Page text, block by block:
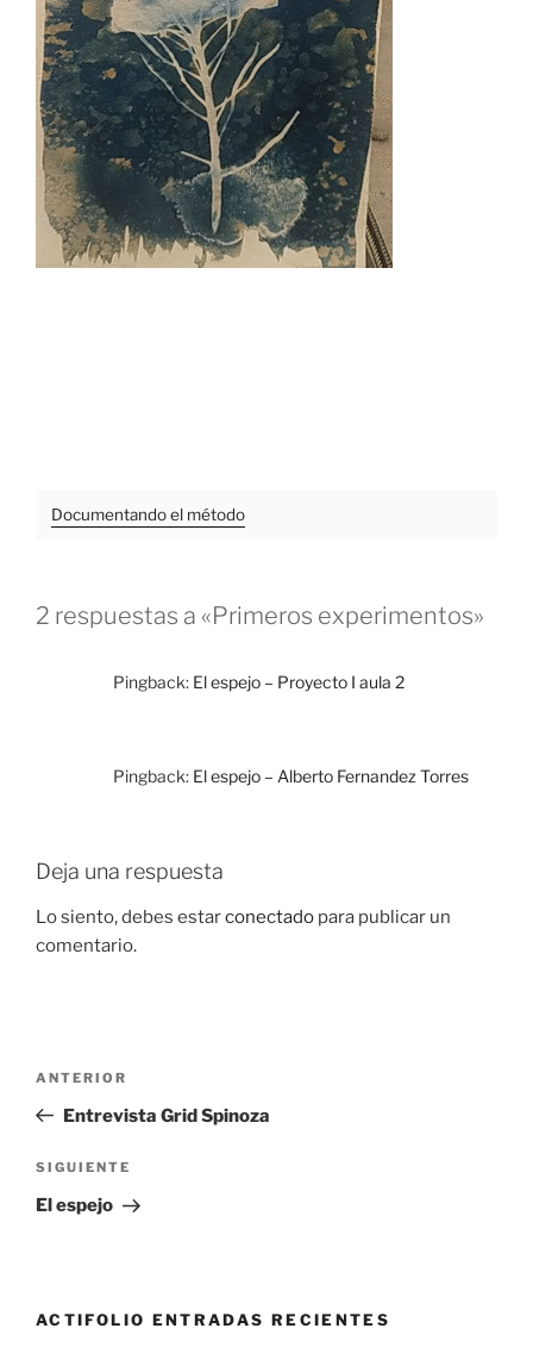
Documentando el método
2 respuestas a «Primeros experimentos»
Pingback: El espejo – Proyecto I aula 2
Pingback: El espejo – Alberto Fernandez Torres
Deja una respuesta
Lo siento, debes estarconectado para publicar un
comentario.
entradas
Entrada
anterior:
ANTERIOR
Entrevista Grid Spinoza
Siguiente
entrada
SIGUIENTE
El espejo
ACTIFOLIO ENTRADAS RECIENTES